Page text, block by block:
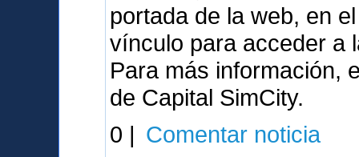
portada de la web, en
vínculo para acceder a
Para más información,
de Capital SimCity.
0 | Comentar noticia